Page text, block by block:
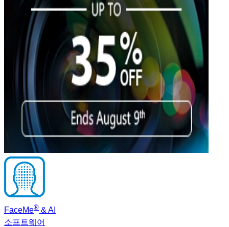
FaceMe® & AI
소프트웨어